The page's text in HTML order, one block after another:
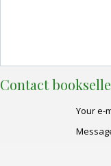
Contact
Your e-